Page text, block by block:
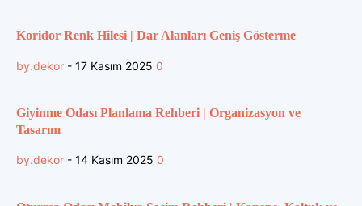
Koridor Renk Hilesi | Dar Alanları Geniş Gösterme
by.dekor - 17 Kasım 2025 0
Giyinme Odası Planlama Rehberi | Organizasyon ve
Tasarım
by.dekor - 14 Kasım 2025 0